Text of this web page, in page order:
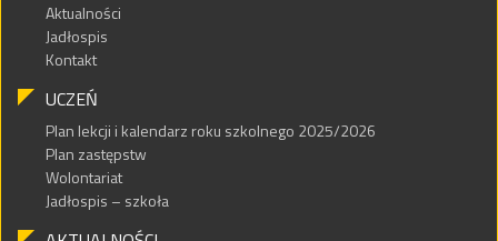
Aktualności
Jadłospis
Kontakt
UCZEŃ
Plan lekcji i kalendarz roku szkolnego 2025/2026
Plan zastępstw
Wolontariat
Jadłospis – szkoła